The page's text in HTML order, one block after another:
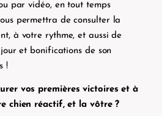
par vidéo, en tout temps
permettra de consulter la
à votre rythme, et aussi de
et bonifications de son
!
vos premières victoires et à
chien réactif, et la vôtre ?